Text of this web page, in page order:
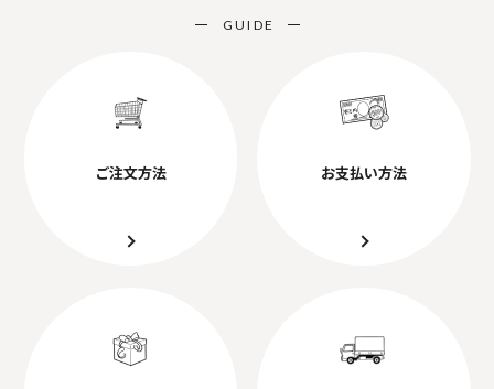
GUIDE
ご注文方法 お支払い方法